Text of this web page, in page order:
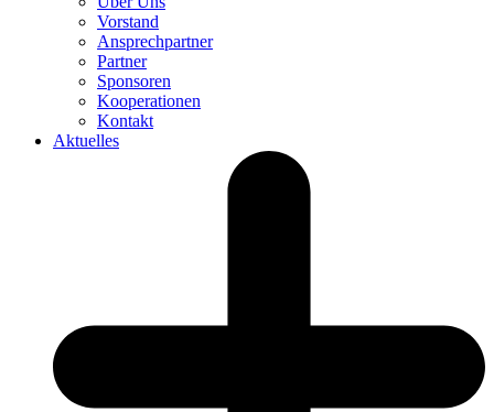
Vorstand
Ansprechpartner
Partner
Sponsoren
Kooperationen
Kontakt
Aktuelles